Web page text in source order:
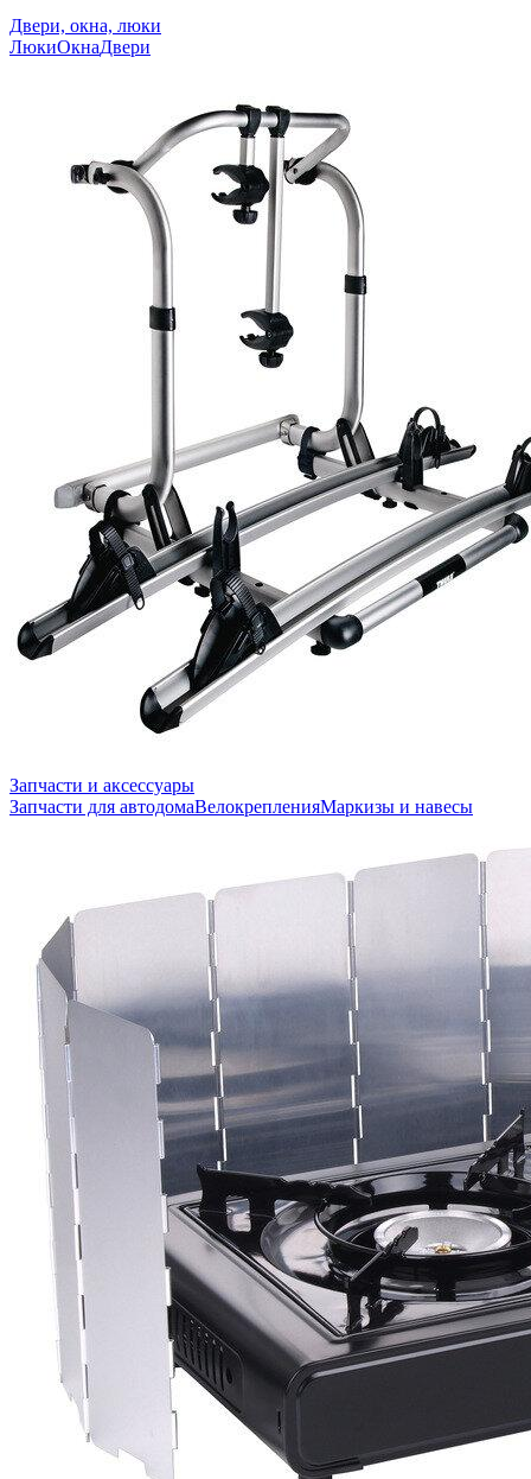
Двери, окна, люки
ЛюкиОкнаДвери
Запчасти и аксессуары
Запчасти для автодомаВелокрепленияМаркизы и навесы